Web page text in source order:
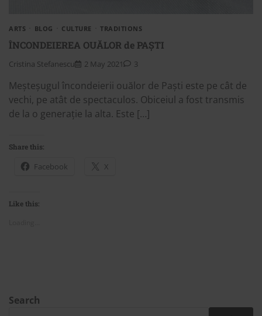
ARTS BLOG CULTURE TRADITIONS
ÎNCONDEIEREA OUĂLOR de PAȘTI
Cristina Stefanescu 2 May 2021 3
Meșteșugul încondeierii ouălor de Paști este pe cât de
vechi, pe atât de spectaculos. Obiceiul a fost transmis
de la o generație la alta. Este […]
Share this:
Facebook X
Like this:
Search